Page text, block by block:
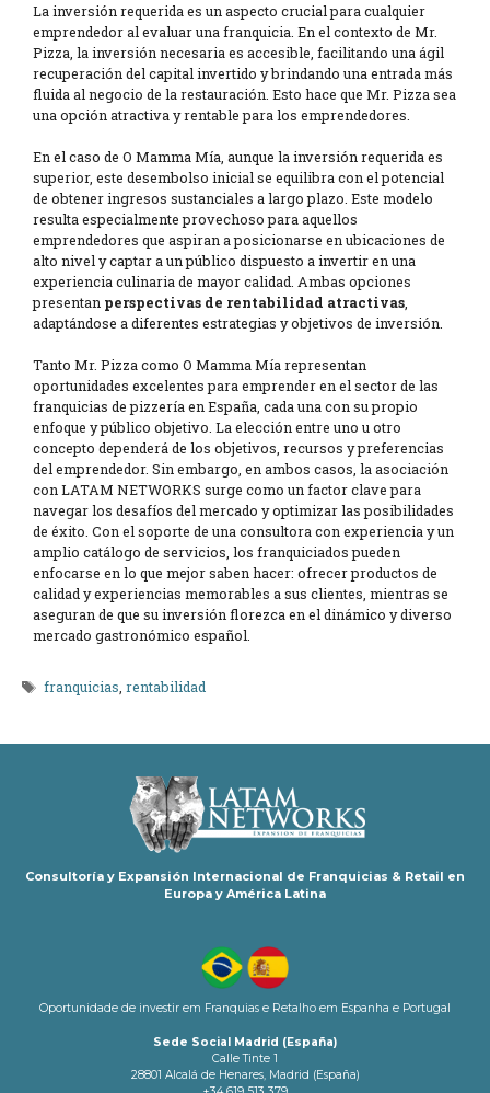
La inversión requerida es un aspecto crucial para cualquier
emprendedor al evaluar una franquicia. En el contexto de Mr.
Pizza, la inversión necesaria es accesible, facilitando una ágil
recuperación del capital invertido y brindando una entrada más
fluida al negocio de la restauración. Esto hace que Mr. Pizza sea
una opción atractiva y rentable para los emprendedores.
En el caso de O Mamma Mía, aunque la inversión requerida es
superior, este desembolso inicial se equilibra con el potencial
de obtener ingresos sustanciales a largo plazo. Este modelo
resulta especialmente provechoso para aquellos
emprendedores que aspiran a posicionarse en ubicaciones de
alto nivel y captar a un público dispuesto a invertir en una
experiencia culinaria de mayor calidad. Ambas opciones
presentan perspectivas de rentabilidad atractivas,
adaptándose a diferentes estrategias y objetivos de inversión.
Tanto Mr. Pizza como O Mamma Mía representan
oportunidades excelentes para emprender en el sector de las
franquicias de pizzería en España, cada una con su propio
enfoque y público objetivo. La elección entre uno u otro
concepto dependerá de los objetivos, recursos y preferencias
del emprendedor. Sin embargo, en ambos casos, la asociación
con LATAM NETWORKS surge como un factor clave para
navegar los desafíos del mercado y optimizar las posibilidades
de éxito. Con el soporte de una consultora con experiencia y un
amplio catálogo de servicios, los franquiciados pueden
enfocarse en lo que mejor saben hacer: ofrecer productos de
calidad y experiencias memorables a sus clientes, mientras se
aseguran de que su inversión florezca en el dinámico y diverso
mercado gastronómico español.
Etiquetas
franquicias ,rentabilidad
Consultoría y Expansión Internacional de Franquicias & Retail en
Europa y América Latina
Oportunidade de investir em Franquias e Retalho em Espanha e Portugal
Sede Social Madrid (España)
Calle Tinte 1
28801 Alcalá de Henares, Madrid (España)